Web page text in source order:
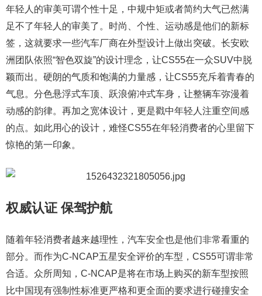
年轻人的审美可谓个性十足，中规中矩或者简约大气已然满
足不了年轻人的审美了。时尚、个性、运动感是他们的新标
签，这就要求一些汽车厂商在外型设计上做出突破。长安欧
洲团队依照“智色双旋”的设计理念，让CS55在一众SUV中脱
颖而出。硬朗的气质和饱满的力量感，让CS55充斥着青春的
气息。分色悬浮式车顶、跃浪俯冲式车身，让整辆车弥漫着
动感的韵律。再加之宽体设计，更是戳中年轻人注重空间感
的点。如此用心的设计，难怪CS55在年轻消费者的心里留下
惊艳的第一印象。
权威认证 保驾护航
随着年轻消费者越来越理性，汽车安全也是他们非常看重的
部分。而作为C-NCAP五星安全评价的车型，CS55可谓非常
合适。众所周知，C-NCAP是将在市场上购买的新车型按照
比中国现有强制性标准更严格和更全面的要求进行碰撞安全